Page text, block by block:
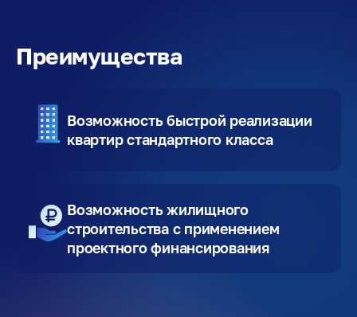
Преимущества
Возможность быстрой реализации
квартир стандартного класса
Возможность жилищного
строительства с применением
проектного финансирования